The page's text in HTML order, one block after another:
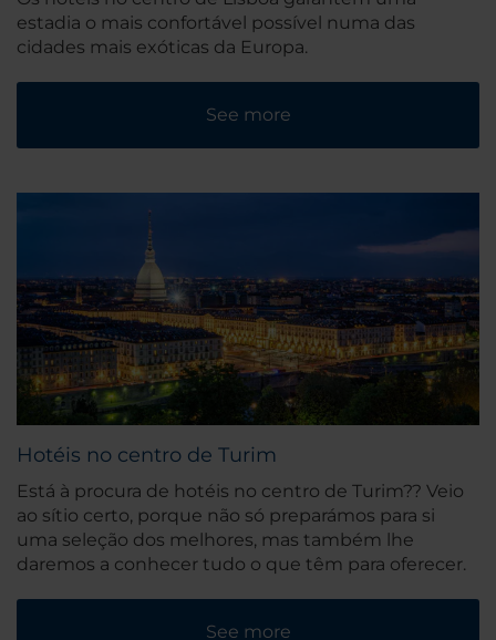
estadia o mais confortável possível numa das
cidades mais exóticas da Europa.
See more
Hotéis no centro de Turim
Está à procura de hotéis no centro de Turim?? Veio
ao sítio certo, porque não só preparámos para si
uma seleção dos melhores, mas também lhe
daremos a conhecer tudo o que têm para oferecer.
See more